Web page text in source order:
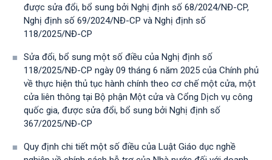
được sửa đổi, bổ sung bởi Nghị định số 68/2024/NĐ-CP,
Nghị định số 69/2024/NĐ-CP và Nghị định số
118/2025/NĐ-СР
Sửa đổi, bổ sung một số điều của Nghị định số
118/2025/NĐ-CP ngày 09 tháng 6 năm 2025 của Chính phủ
về thực hiện thủ tục hành chính theo cơ chế một cửa, một
cửa liên thông tại Bộ phận Một cửa và Cổng Dịch vụ công
quốc gia, được sửa đổi, bổ sung bởi Nghị định số
367/2025/NĐ-СР
Quy định chi tiết một số điều của Luật Giáo dục nghề